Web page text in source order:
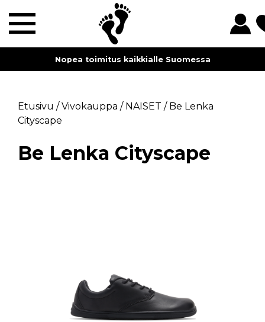
Nopea toimitus kaikkialle Suomessa
Etusivu /Vivokauppa / NAISET / Be Lenka
Cityscape
Be Lenka Cityscape